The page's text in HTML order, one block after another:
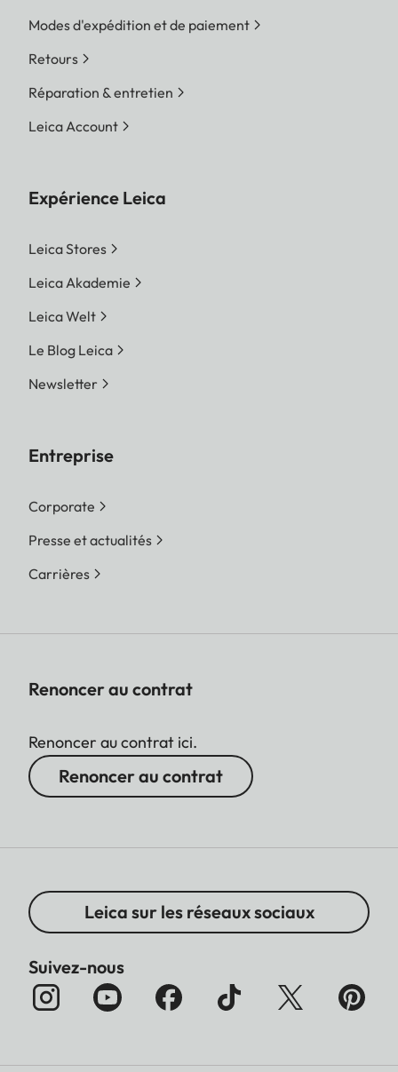
Modes d'expédition et de paiement
Retours
Réparation & entretien
Leica Account
Expérience Leica
Leica Stores
Leica Akademie
Leica Welt
Le Blog Leica
Newsletter
Entreprise
Corporate
Presse et actualités
Carrières
Renoncer au contrat
Renoncer au contrat ici.
Renoncer au contrat
Leica sur les réseaux sociaux
Suivez-nous